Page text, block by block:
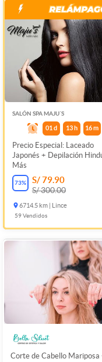
SALÓN SPA MAJU´S
01 d 13 h 16m
Precio Especial: Laceado
Japonés + Depilación
Más
73% S/ 79.90
S/ 300.00
6714.5 km | Lince
59Vendidos
Corte de Cabello Mariposa